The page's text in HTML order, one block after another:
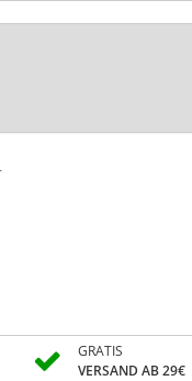
GRATIS
VERSAND AB 29€